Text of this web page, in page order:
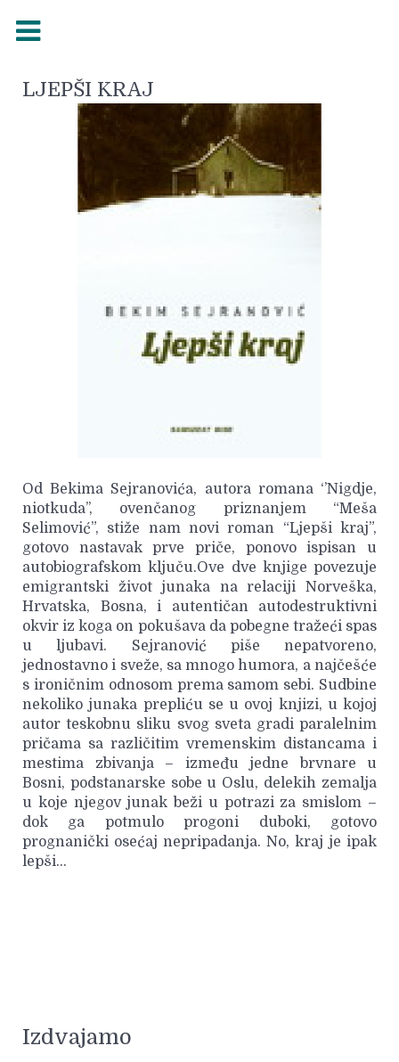
LJEPŠI KRAJ
Od Bekima Sejranovića, autora romana ‘’Nigdje,
niotkuda’’, ovenčanog priznanjem “Meša
Selimović”, stiže nam novi roman “Ljepši kraj”,
gotovo nastavak prve priče, ponovo ispisan u
autobiografskom ključu.Ove dve knjige povezuje
emigrantski život junaka na relaciji Norveška,
Hrvatska, Bosna, i autentičan autodestruktivni
okvir iz koga on pokušava da pobegne tražeći spas
u ljubavi. Sejranović piše nepatvoreno,
jednostavno i sveže, sa mnogo humora, a najčešće
s ironičnim odnosom prema samom sebi. Sudbine
nekoliko junaka prepliću se u ovoj knjizi, u kojoj
autor teskobnu sliku svog sveta gradi paralelnim
pričama sa različitim vremenskim distancama i
mestima zbivanja – između jedne brvnare u
Bosni, podstanarske sobe u Oslu, delekih zemalja
u koje njegov junak beži u potrazi za smislom –
dok ga potmulo progoni duboki, gotovo
prognanički osećaj nepripadanja. No, kraj je ipak
lepši…
Izdvajamo